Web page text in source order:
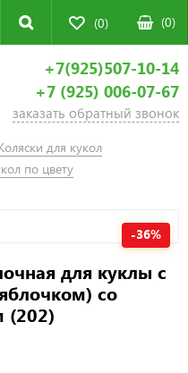
(0) (0)
+7(925)507-10-14
+7 (925) 006-07-67
заказать обратный звонок
для кукол
по цвету
-36%
для куклы с
со
(202)